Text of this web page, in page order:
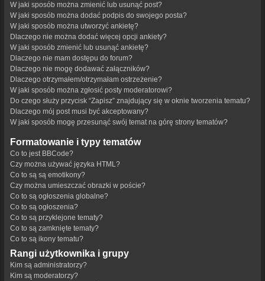
W jaki sposób można zmienić lub usunąć post?
W jaki sposób można dodać podpis do swojego posta?
W jaki sposób można utworzyć ankietę?
Dlaczego nie można dodać więcej opcji ankiety?
W jaki sposób zmienić lub usunąć ankietę?
Dlaczego nie mam dostępu do forum?
Dlaczego nie mogę dodawać załączników?
Dlaczego otrzymałem/otrzymałam ostrzeżenie?
W jaki sposób można zgłosić posty moderatorowi?
Do czego służy przycisk “Zapisz” znajdujący się w oknie tworzenia tematu?
Dlaczego mój post musi być akceptowany?
W jaki sposób mogę przesunąć swój temat na górę strony tematów?
Formatowanie i typy tematów
Co to jest BBCode?
Czy można używać języka HTML?
Co to są są emotikony?
Czy można umieszczać obrazki w poście?
Co to są ogłoszenia globalne?
Co to są ogłoszenia?
Co to są przyklejone tematy?
Co to są zamknięte tematy?
Co to są ikony tematu?
Rangi użytkownika i grupy
Kim są administratorzy?
Kim są moderatorzy?